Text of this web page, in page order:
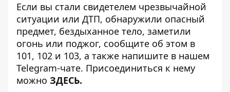
Если вы стали свидетелем чрезвычайной
ситуации или ДТП, обнаружили опасный
предмет, бездыханное тело, заметили
огонь или поджог, сообщите об этом в
101, 102 и 103, а также напишите в нашем
Telegram-чате. Присоединиться к нему
можно ЗДЕСЬ.